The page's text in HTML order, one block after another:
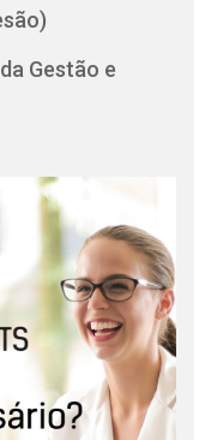
Gestão e